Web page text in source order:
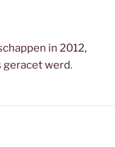
in 2012,
geracet werd.